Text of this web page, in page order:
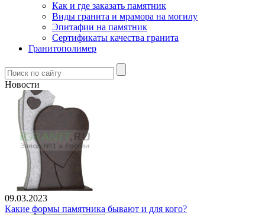
Как и где заказать памятник
Виды гранита и мрамора на могилу
Эпитафии на памятник
Сертификаты качества гранита
Гранитополимер
Новости
09.03.2023
Какие формы памятника бывают и для кого?